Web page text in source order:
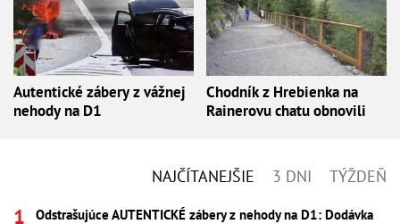
Autentické zábery z vážnej
nehody na D1
Chodník z Hrebienka na
Rainerovu chatu obnovili
NAJČÍTANEJŠIE 3 DNI TÝŽDEŇ
Odstrašujúce AUTENTICKÉ zábery z nehody na D1: Dodávka